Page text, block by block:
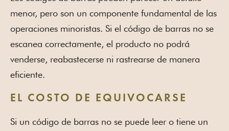
menor, pero son un componente fundamental de las
operaciones minoristas. Si el código de barras no se
escanea correctamente, el producto no podrá
venderse, reabastecerse ni rastrearse de manera
eficiente.
EL COSTO DE EQUIVOCARSE
Si un código de barras no se puede leer o tiene un